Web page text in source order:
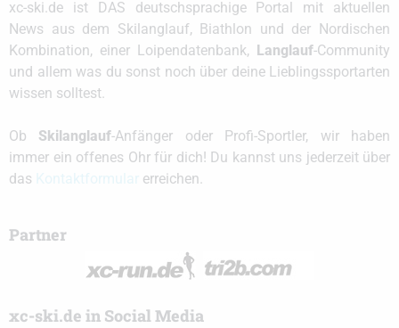
xc-ski.de ist DAS deutschsprachige Portal mit aktuellen
News aus dem Skilanglauf, Biathlon und der Nordischen
Kombination, einer Loipendatenbank,
Langlauf-Community
und allem was du sonst noch über deine Lieblingssportarten
wissen solltest.
Ob Skilanglauf-Anfänger oder Profi-Sportler, wir haben
immer ein offenes Ohr für dich! Du kannst uns jederzeit über
das
erreichen.
Partner
xc-ski.de in Social Media